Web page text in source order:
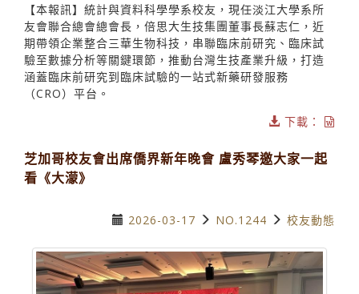
【本報訊】統計與資料科學學系校友，現任淡江大學系所
友會聯合總會總會長，倍思大生技集團董事長蘇志仁，近
期帶領企業整合三華生物科技，串聯臨床前研究、臨床試
驗至數據分析等關鍵環節，推動台灣生技產業升級，打造
涵蓋臨床前研究到臨床試驗的一站式新藥研發服務
（CRO）平台。
下載：
芝加哥校友會出席僑界新年晚會 盧秀琴邀大家一起
看《大濛》
2026-03-17 NO.1244 校友動態